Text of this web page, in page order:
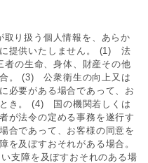
り扱う個人情報を、あらか
提供いたしません。 (1) 法
の生命、身体、財産その他
。 (3) 公衆衛生の向上又は
必要がある場合であって、お
き。 (4) 国の機関若しくは
が法令の定める事務を遂行す
合であって、お客様の同意を
を及ぼすおそれがある場合。
支障を及ぼすおそれのある場